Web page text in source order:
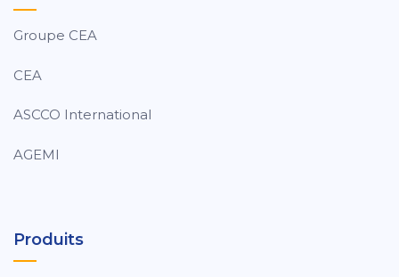
Groupe CEA
CEA
ASCCO International
AGEMI
Produits